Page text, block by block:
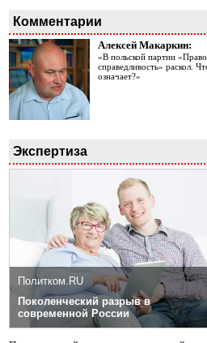
Комментарии
Алексей Макаркин:
«В польской партии
справедливость» раскол.
означает?»
Экспертиза
Политком.RU
Поколенческий разрыв в
современной России